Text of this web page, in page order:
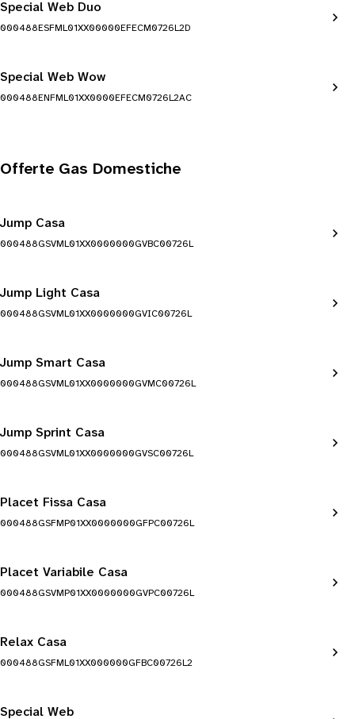
Special Web Duo
000488ESFML01XX00000EFECM0726L2D
Special Web Wow
000488ENFML01XX0000EFECM0726L2AC
Offerte Gas Domestiche
Jump Casa
000488GSVML01XX0000000GVBC00726L
Jump Light Casa
000488GSVML01XX0000000GVIC00726L
Jump Smart Casa
000488GSVML01XX0000000GVMC00726L
Jump Sprint Casa
000488GSVML01XX0000000GVSC00726L
Placet Fissa Casa
000488GSFMP01XX0000000GFPC00726L
Placet Variabile Casa
000488GSVMP01XX0000000GVPC00726L
Relax Casa
000488GSFML01XX000000GFBC00726L2
Special Web